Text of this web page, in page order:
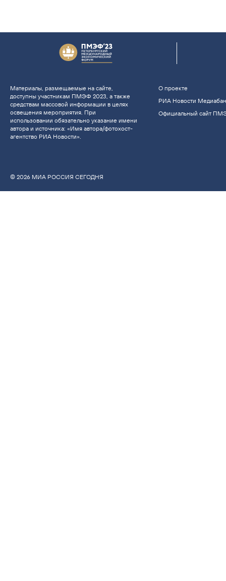
Материалы, размещаемые на сайте,
доступны участникам ПМЭФ 2023, а также
средствам массовой информации в целях
освещения мероприятия. При
использовании обязательно указание имени
автора и источника: «Имя автора/фотохост-
агентство РИА Новости».
О проекте
РИА Новости
Официальный сайт
© 2026 МИА РОССИЯ СЕГОДНЯ